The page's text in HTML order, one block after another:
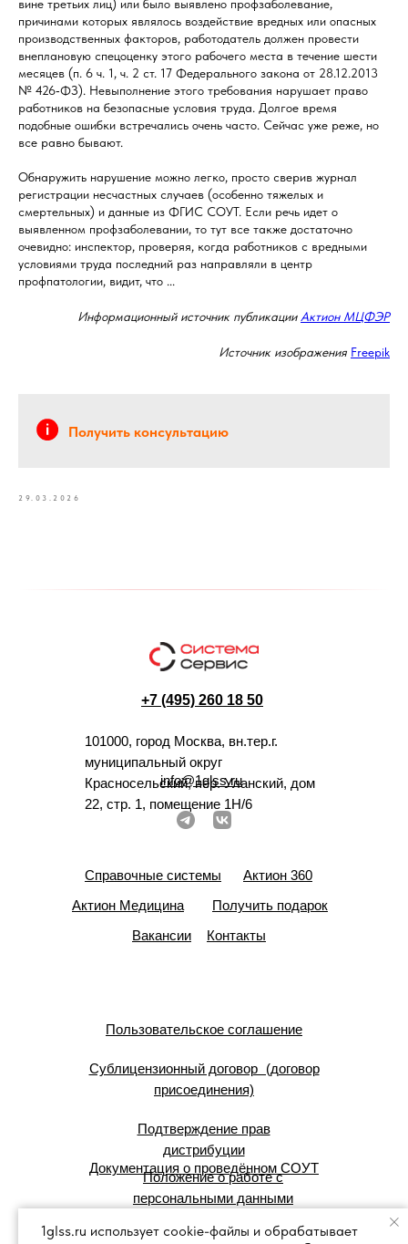
вине третьих лиц) или было выявлено профзаболевание,
причинами которых являлось воздействие вредных или опасных
производственных факторов, работодатель должен провести
внеплановую спецоценку этого рабочего места в течение шести
месяцев (п. 6 ч. 1, ч. 2 ст. 17 Федерального закона от 28.12.2013
№ 426‑ФЗ). Невыполнение этого требования нарушает право
работников на безопасные условия труда. Долгое время
подобные ошибки встречались очень часто. Сейчас уже реже, но
все равно бывают.
Обнаружить нарушение можно легко, просто сверив журнал
регистрации несчастных случаев (особенно тяжелых и
смертельных) и данные из ФГИС СОУТ. Если речь идет о
выявленном профзаболевании, то тут все также достаточно
очевидно: инспектор, проверяя, когда работников с вредными
условиями труда последний раз направляли в центр
профпатологии, видит, что ...
Информационный источник публикации Актион МЦФЭР
Источник изображения Freepik
Получить консультацию
29.03.2026
+7 (495) 260 18 50
101000, город Москва, вн.тер.г.
муниципальный округ
Красносельский, пер. Уланский, дом
22, стр. 1, помещение 1Н/6
info@1glss.ru
Справочные системы
Актион 360
Актион Медицина
Получить подарок
Вакансии
Контакты
Пользовательское соглашение
Сублицензионный договор (договор
присоединения)
Подтверждение прав
дистрибуции
Документация о проведённом СОУТ
Положение о работе с
персональными данными
1glss.ru использует cookie-файлы и обрабатывает